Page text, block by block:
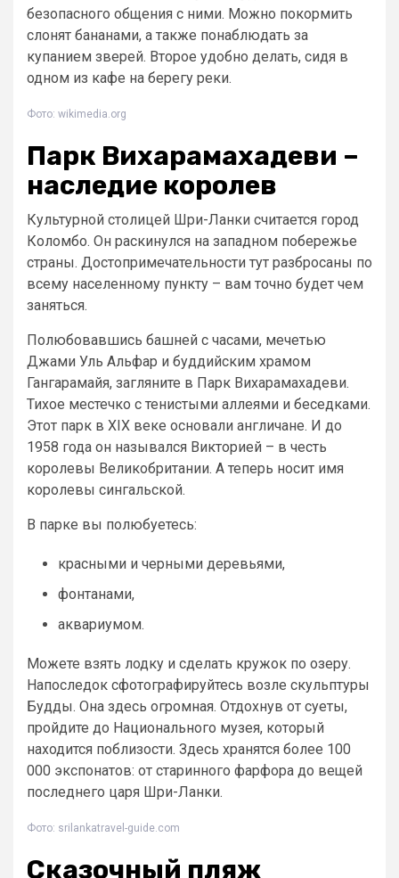
безопасного общения с ними. Можно покормить
слонят бананами, а также понаблюдать за
купанием зверей. Второе удобно делать, сидя в
одном из кафе на берегу реки.
Фото: wikimedia.org
Парк Вихарамахадеви –
наследие королев
Культурной столицей Шри-Ланки считается город
Коломбо. Он раскинулся на западном побережье
страны. Достопримечательности тут разбросаны по
всему населенному пункту – вам точно будет чем
заняться.
Полюбовавшись башней с часами, мечетью
Джами Уль Альфар и буддийским храмом
Гангарамайя, загляните в Парк Вихарамахадеви.
Тихое местечко с тенистыми аллеями и беседками.
Этот парк в XIX веке основали англичане. И до
1958 года он назывался Викторией – в честь
королевы Великобритании. А теперь носит имя
королевы сингальской.
В парке вы полюбуетесь:
красными и черными деревьями,
фонтанами,
аквариумом.
Можете взять лодку и сделать кружок по озеру.
Напоследок сфотографируйтесь возле скульптуры
Будды. Она здесь огромная. Отдохнув от суеты,
пройдите до Национального музея, который
находится поблизости. Здесь хранятся более 100
000 экспонатов: от старинного фарфора до вещей
последнего царя Шри-Ланки.
Фото: srilankatravel-guide.com
Сказочный пляж